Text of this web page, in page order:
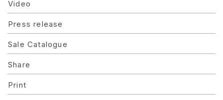
Video
Press release
Sale Catalogue
Share
Print